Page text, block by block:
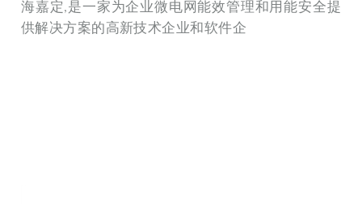
海嘉定,是一家为企业微电网能效管理和用能安全提
供解决方案的高新技术企业和软件企